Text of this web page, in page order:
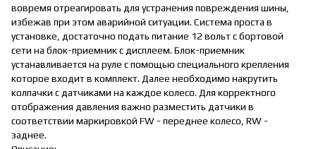
вовремя отреагировать для устранения повреждения шины,
избежав при этом аварийной ситуации. Система проста в
установке, достаточно подать питание 12 вольт с бортовой
сети на блок-приемник с дисплеем. Блок-приемник
устанавливается на руле с помощью специального крепления
которое входит в комплект. Далее необходимо накрутить
колпачки с датчиками на каждое колесо. Для корректного
отображения давления важно разместить датчики в
соответствии маркировкой FW - переднее колесо, RW -
заднее.